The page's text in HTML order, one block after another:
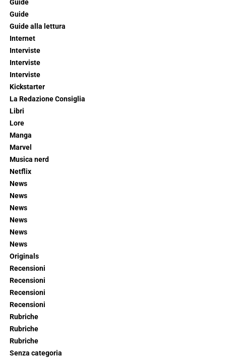
Guide
Guide
Guide alla lettura
Internet
Interviste
Interviste
Interviste
Kickstarter
La Redazione Consiglia
Libri
Lore
Manga
Marvel
Musica nerd
Netflix
News
News
News
News
News
News
Originals
Recensioni
Recensioni
Recensioni
Recensioni
Rubriche
Rubriche
Rubriche
Senza categoria